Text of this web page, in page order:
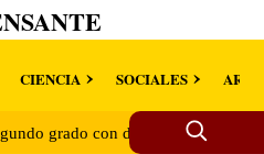
CIENCIA SOCIALES
grado con discriminante